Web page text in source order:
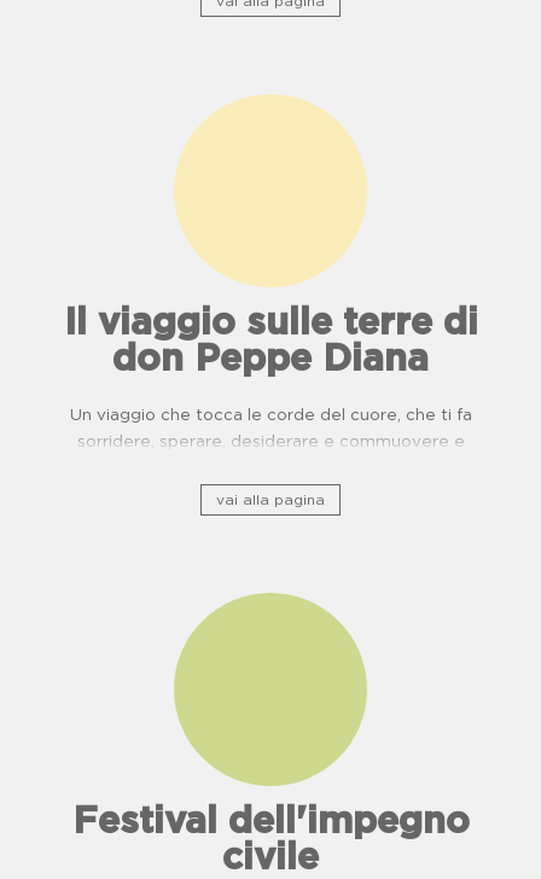
Il viaggio sulle terre di
don Peppe Diana
Un viaggio che tocca le corde del cuore, che ti fa
sorridere, sperare, desiderare e commuovere e
di usanze, cucina e buone pratiche.
vai alla pagina
Festival dell'impegno
civile